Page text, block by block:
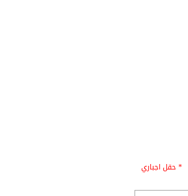
* حقل اجباري